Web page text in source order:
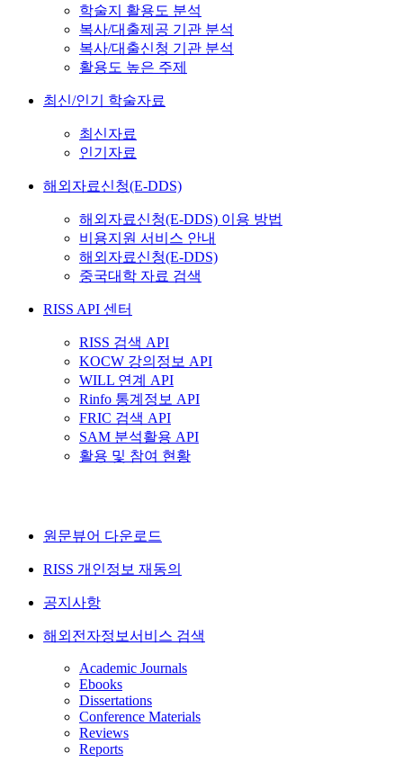
학술지 활용도 분석
복사/대출제공 기관 분석
복사/대출신청 기관 분석
활용도 높은 주제
최신/인기 학술자료
최신자료
인기자료
해외자료신청(E-DDS)
해외자료신청(E-DDS) 이용 방법
비용지원 서비스 안내
해외자료신청(E-DDS)
중국대학 자료 검색
RISS API 센터
RISS 검색 API
KOCW 강의정보 API
WILL 연계 API
Rinfo 통계정보 API
FRIC 검색 API
SAM 분석활용 API
활용 및 참여 현황
원문뷰어 다운로드
RISS 개인정보 재동의
공지사항
해외전자정보서비스 검색
Academic Journals
Ebooks
Dissertations
Conference Materials
Reviews
Reports